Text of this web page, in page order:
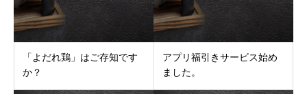
「よだれ鶏」はご存知です
か？
アプリ福引きサービス始め
ました。